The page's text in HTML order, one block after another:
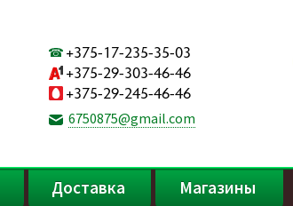
+375-17-235-35-03
+375-29-303-46-46
+375-29-245-46-46
6750875@gmail.com
Доставка Магазины